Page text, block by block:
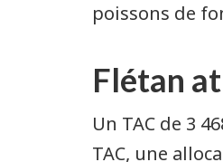
poissons de
Flétan
Un TAC de 3
TAC, une